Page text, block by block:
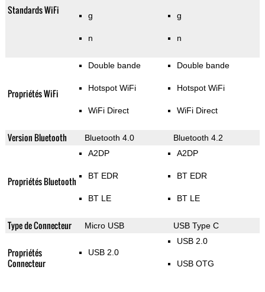
Standards WiFi g
n
g
n
Propriétés WiFi
Double bande
Hotspot WiFi
WiFi Direct
Double bande
Hotspot WiFi
WiFi Direct
Version Bluetooth Bluetooth 4.0 Bluetooth 4.2
Propriétés Bluetooth
A2DP
BT EDR
BT LE
A2DP
BT EDR
BT LE
Type de Connecteur Micro USB USB Type C
Propriétés
Connecteur
USB 2.0
USB 2.0
USB OTG